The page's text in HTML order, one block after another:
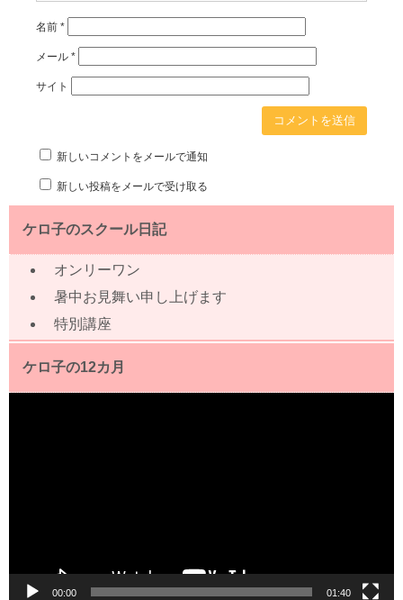
名前 *
メール *
サイト
新しいコメントをメールで通知
新しい投稿をメールで受け取る
ケロ子のスクール日記
オンリーワン
暑中お見舞い申し上げます
特別講座
ケロ子の12カ月
00:00 01:40